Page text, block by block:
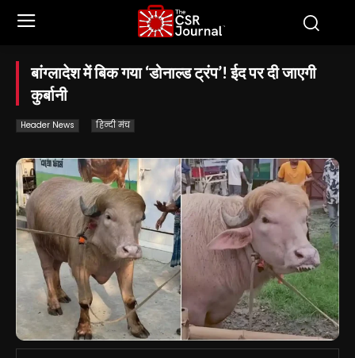
बांग्लादेश में बिक गया ‘डोनाल्ड ट्रंप’! ईद पर दी जाएगी
कुर्बानी
Header News हिन्दी मंच